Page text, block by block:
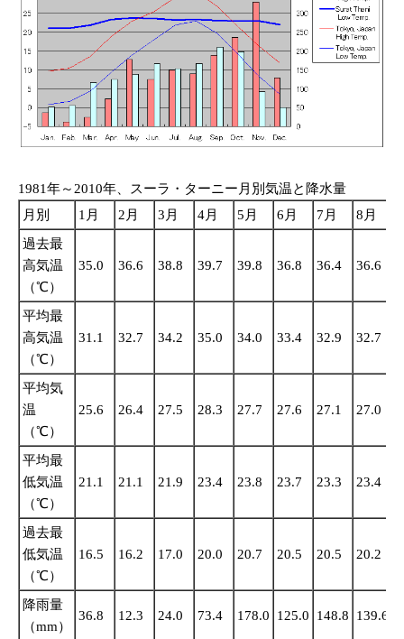
1981年～2010年、スーラ・ターニー月別気温と降水量
月別
1月 2月 3月 4月 5月 6月 7月 8月
過去最
高気温
（℃）
35.0 36.6 38.8 39.7 39.8 36.8 36.4 36.6
平均最
高気温
（℃）
31.1 32.7 34.2 35.0 34.0 33.4 32.9 32.7
平均気
温
（℃）
25.6 26.4 27.5 28.3 27.7 27.6 27.1 27.0
平均最
低気温
（℃）
21.1 21.1 21.9 23.4 23.8 23.7 23.3 23.4
過去最
低気温
（℃）
16.5 16.2 17.0 20.0 20.7 20.5 20.5 20.2
降雨量
（mm）
36.8 12.3 24.0 73.4 178.0 125.0 148.8 139.6